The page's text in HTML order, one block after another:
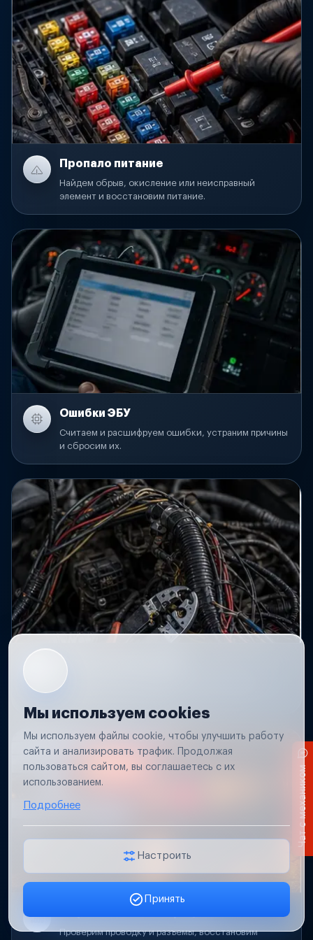
Пропало питание
Найдем обрыв, окисление или неисправный
элемент и восстановим питание.
Ошибки ЭБУ
Считаем и расшифруем ошибки, устраним причины
и сбросим их.
Короткое замыкание
Обнаружим место замыкания, восстановим
Проверим проводку и разъемы, восстановим
Мы используем cookies
Мы используем файлы cookie, чтобы улучшить работу
сайта и анализировать трафик. Продолжая
пользоваться сайтом, вы соглашаетесь с их
использованием.
Подробнее
Настроить
Принять
Заявка онлайн
Чат с механиком